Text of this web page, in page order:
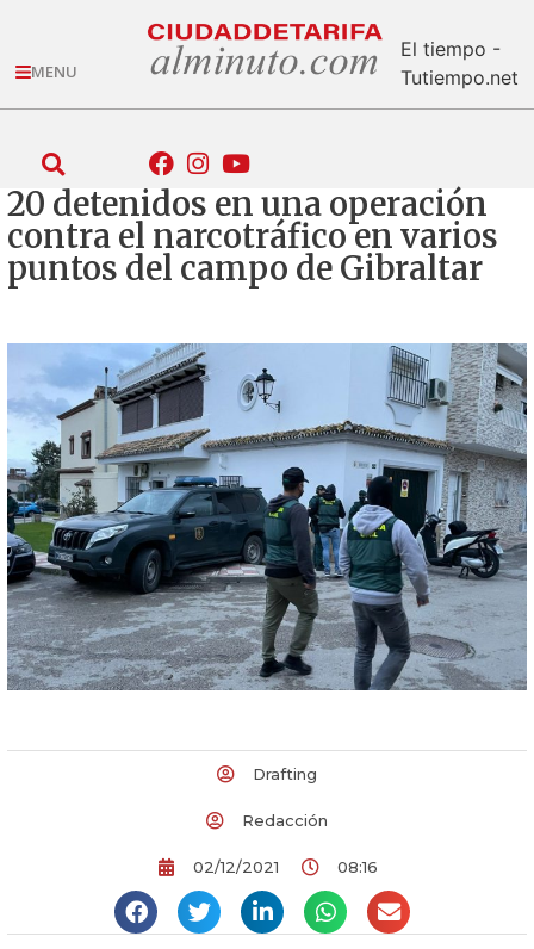
MENU
El tiempo -
Tutiempo.net
20 detenidos en una operación
contra el narcotráfico en varios
puntos del campo de Gibraltar
Drafting
Redacción
02/12/2021 08:16